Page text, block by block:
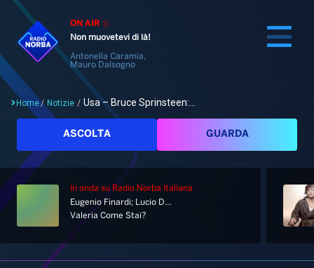
ON AIR
Non muovetevi di là!
Antonella Caramia,
Mauro Dalsogno
Cerca
Palinsesto
Notizie
Home/ Notizie / Usa – Bruce Sprinsteen:...
ASCOLTA GUARDA
In onda su Radio Norba Italiana
Eugenio Finardi; Lucio Dalla
Valeria Come Stai?